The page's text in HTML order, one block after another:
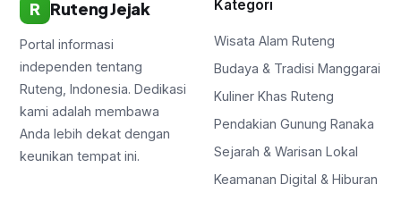
R Ruteng Jejak
Portal informasi
independen tentang
Ruteng, Indonesia. Dedikasi
kami adalah membawa
Anda lebih dekat dengan
keunikan tempat ini.
Kategori
Wisata Alam Ruteng
Budaya & Tradisi Manggarai
Kuliner Khas Ruteng
Pendakian Gunung Ranaka
Sejarah & Warisan Lokal
Keamanan Digital & Hiburan